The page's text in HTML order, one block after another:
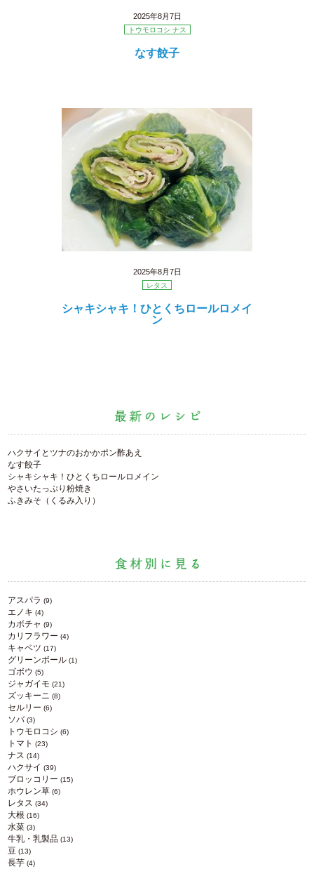
2025年8月7日
トウモロコシ ナス
なす餃子
2025年8月7日
レタス
シャキシャキ！ひとくちロールロメイ
ン
ハクサイとツナのおかかポン酢あえ
なす餃子
シャキシャキ！ひとくちロールロメイン
やさいたっぷり粉焼き
ふきみそ（くるみ入り）
アスパラ (9)
エノキ (4)
カボチャ (9)
カリフラワー (4)
キャベツ (17)
グリーンボール (1)
ゴボウ (5)
ジャガイモ (21)
ズッキーニ (8)
セルリー (6)
ソバ(3)
トウモロコシ (6)
トマト (23)
ナス (14)
ハクサイ (39)
ブロッコリー (15)
ホウレン草 (6)
レタス (34)
大根 (16)
水菜 (3)
牛乳・乳製品 (13)
豆 (13)
長芋 (4)